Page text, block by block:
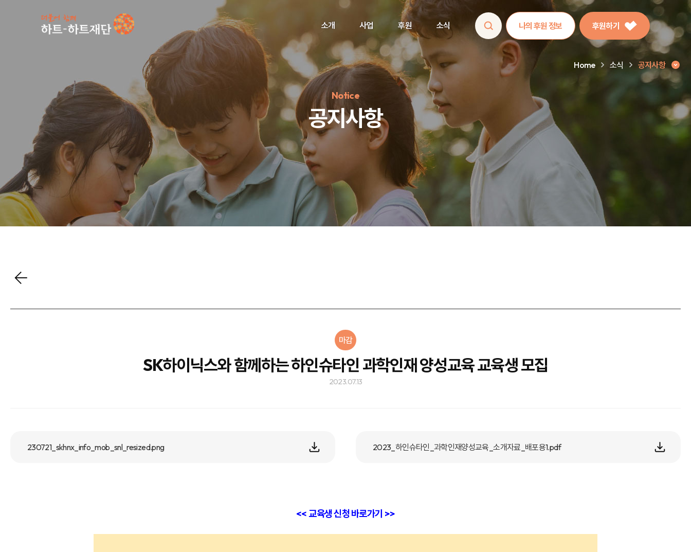
소개 사업 후원 소식 나의 후원 정보 후원하기
인기 키워드 #정기후원#하트플레이스#캠페인 #팬덤후원
Home 소식 공지사항
Notice
공지사항
공지사항
마감
SK하이닉스와 함께하는 하인슈타인 과학인재 양성교육 교육생 모집
2023.07.13
230721_skhnx_info_mob_snl_resized.png 2023_하인슈타인_과학인재양성교육_소개자료_배포용1.pdf
<<교육생 신청 바로가기 >>